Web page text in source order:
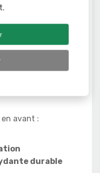
plus stable et
général, perception
avant :
durable